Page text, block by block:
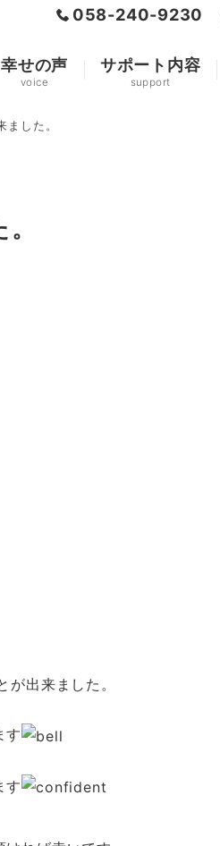
058-240-9230
幸せの声
voice
サポート内容
support
した。
出来ました。
す
す